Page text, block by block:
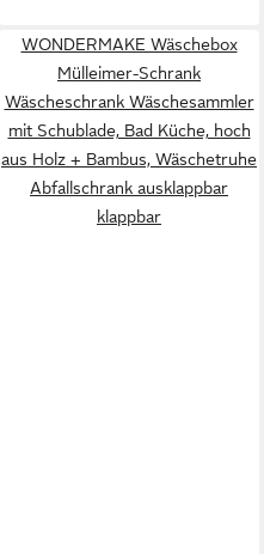
WONDERMAKE Wäschebox
Mülleimer-Schrank
Wäscheschrank Wäschesammler
mit Schublade, Bad Küche, hoch
aus Holz + Bambus, Wäschetruhe
Abfallschrank ausklappbar
klappbar